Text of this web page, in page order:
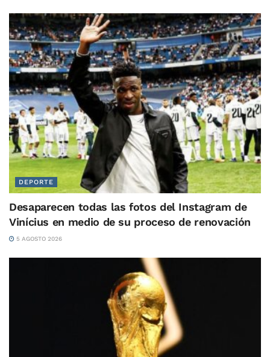
DEPORTE
Desaparecen todas las fotos del Instagram de
Vinícius en medio de su proceso de renovación
5 AGOSTO 2026